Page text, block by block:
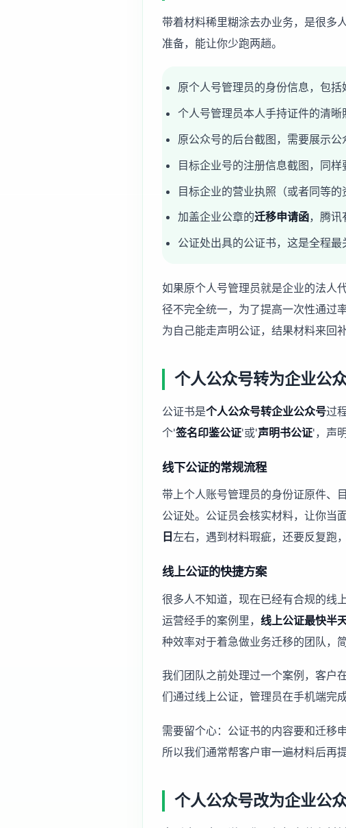
带着材料稀里糊涂去办业务，是很多人
准备，能让你少跑两趟。
原个人号管理员的身份信息，包括
个人号管理员本人手持证件的清晰
原公众号的后台截图，需要展示公
目标企业号的注册信息截图，同样
目标企业的营业执照（或者同等
加盖企业公章的迁移申请函，腾讯
公证处出具的公证书，这是全程最
如果原个人号管理员就是企业的法人
径不完全统一，为了提高一次性通过
为自己能走声明公证，结果材料来回
个人公众号转为企业公
公证书是个人公众号转企业公众号过
个'签名印鉴公证'或'声明书公证'，声
线下公证的常规流程
带上个人账号管理员的身份证原件、
公证处。公证员会核实材料，让你当
日 左右，遇到材料瑕疵，还要反复跑
线上公证的快捷方案
很多人不知道，现在已经有合规的线
运营经手的案例里， 线上公证最快半
种效率对于着急做业务迁移的团队，简
我们团队之前处理过一个案例，客户
们通过线上公证，管理员在手机端完
需要留个心：公证书的内容要和迁移
所以我们通常帮客户审一遍材料后再
个人公众号改为企业公